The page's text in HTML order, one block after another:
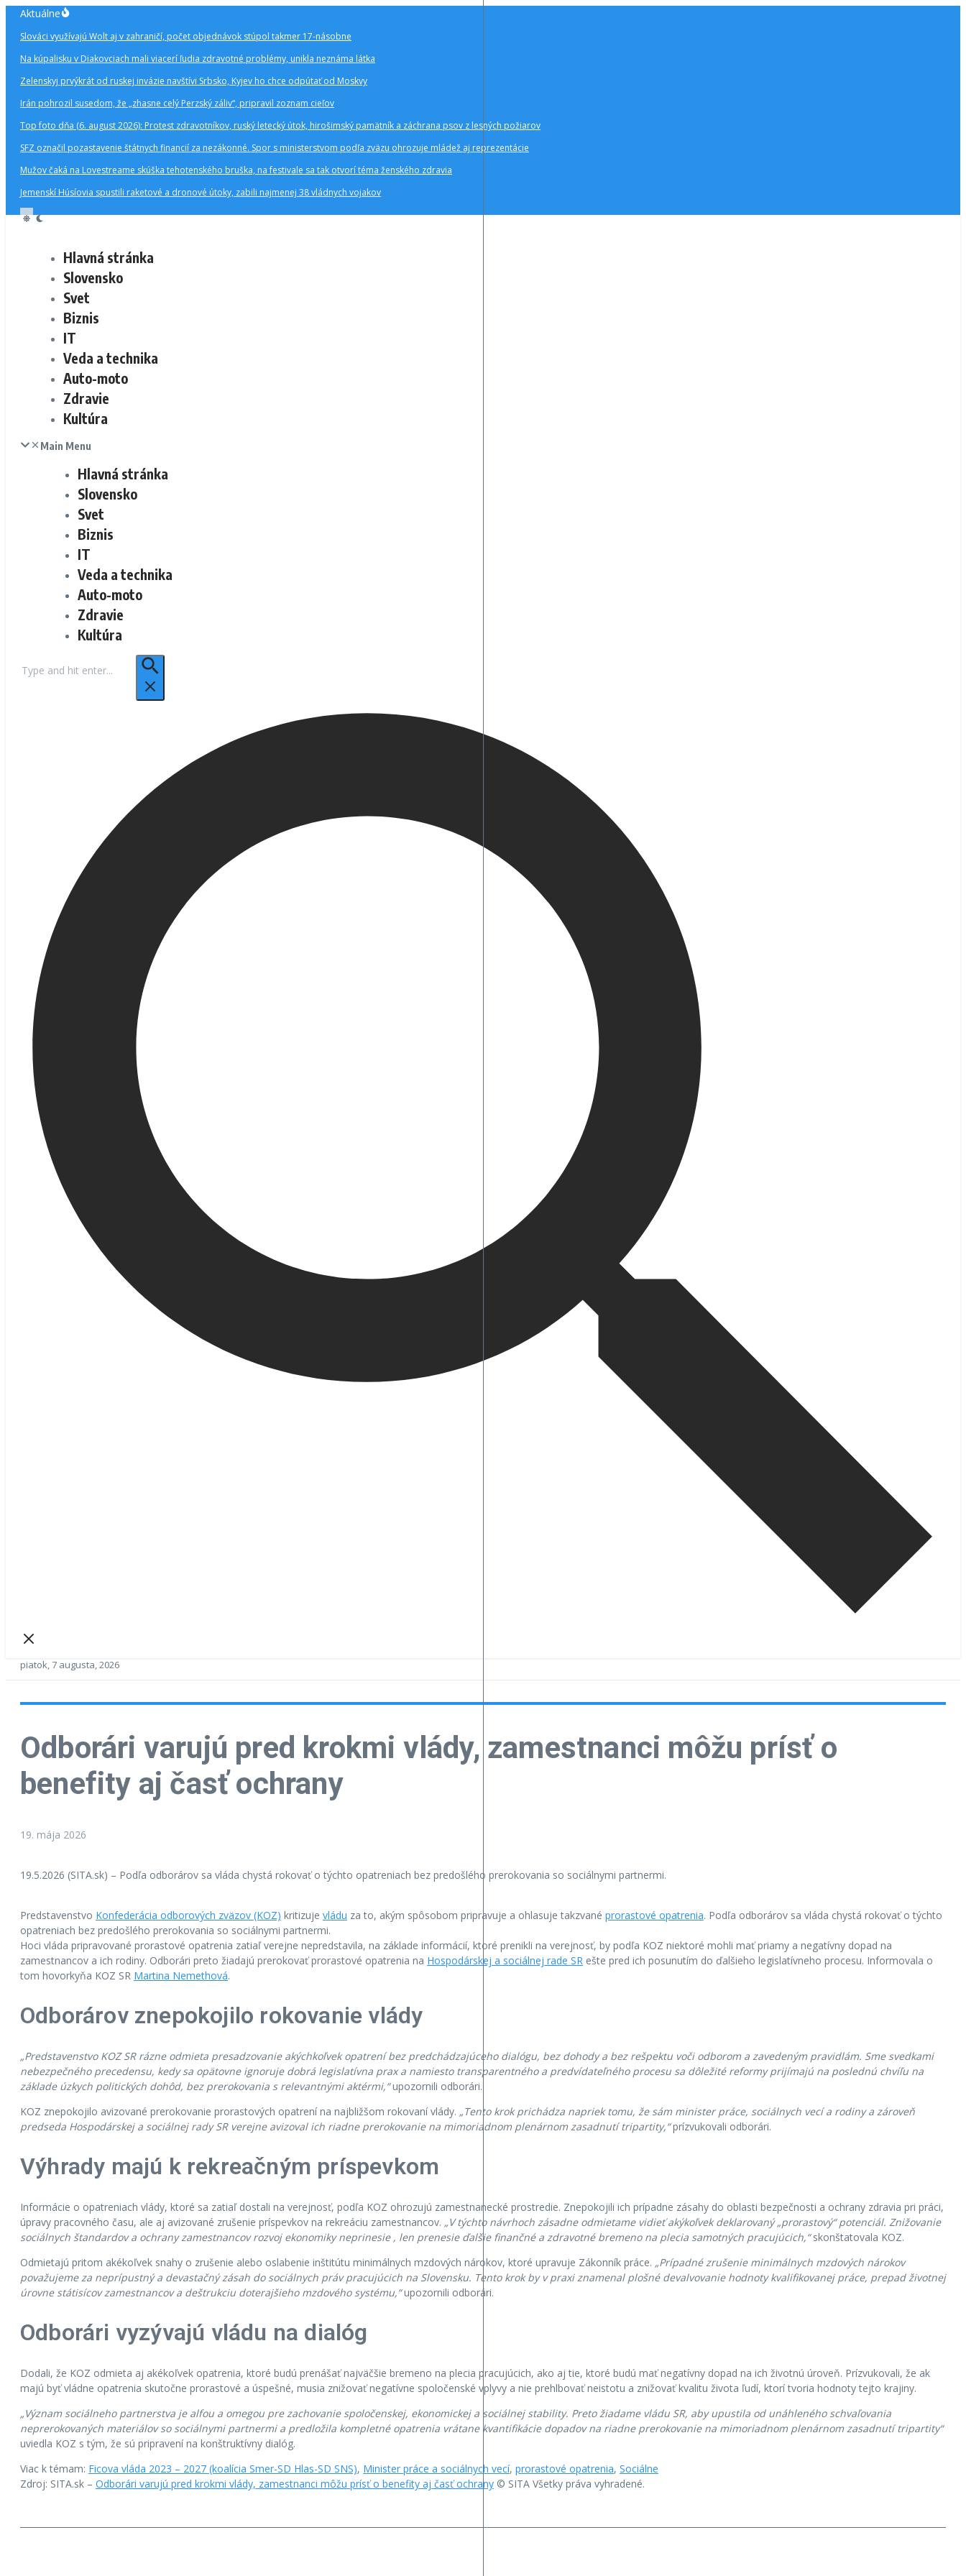
Preskočiť
obsah
Aktuálne
Slováci využívajú Wolt aj v zahraničí, počet objednávok stúpol takmer 17-násobne
Na kúpalisku v Diakovciach mali viacerí ľudia zdravotné problémy, unikla neznáma látka
Zelenskyj prvýkrát od ruskej invázie navštívi Srbsko, Kyjev ho chce odpútať od Moskvy
Irán pohrozil susedom, že „zhasne celý Perzský záliv“, pripravil zoznam cieľov
Top foto dňa (6. august 2026): Protest zdravotníkov, ruský letecký útok, hirošimský pamätník a záchrana psov z lesných požiarov
SFZ označil pozastavenie štátnych financií za nezákonné. Spor s ministerstvom podľa zväzu ohrozuje mládež aj reprezentácie
Mužov čaká na Lovestreame skúška tehotenského bruška, na festivale sa tak otvorí téma ženského zdravia
Jemenskí Húsíovia spustili raketové a dronové útoky, zabili najmenej 38 vládnych vojakov
Hlavná stránka
Slovensko
Svet
Biznis
IT
Veda a technika
Auto-moto
Zdravie
Kultúra
Main Menu
Hlavná stránka
Slovensko
Svet
Biznis
IT
Veda a technika
Auto-moto
Zdravie
Kultúra
piatok, 7 augusta, 2026
Odborári varujú pred krokmi vlády, zamestnanci môžu prísť o
benefity aj časť ochrany
19. mája 2026
19.5.2026 (SITA.sk) – Podľa odborárov sa vláda chystá rokovať o týchto opatreniach bez predošlého prerokovania so sociálnymi partnermi.
Predstavenstvo Konfederácia odborových zväzov (KOZ) kritizuje vládu za to, akým spôsobom pripravuje a ohlasuje takzvané prorastové opatrenia. Podľa odborárov sa vláda chystá rokovať o týchto
opatreniach bez predošlého prerokovania so sociálnymi partnermi.
Hoci vláda pripravované prorastové opatrenia zatiaľ verejne nepredstavila, na základe informácií, ktoré prenikli na verejnosť, by podľa KOZ niektoré mohli mať priamy a negatívny dopad na
zamestnancov a ich rodiny. Odborári preto žiadajú prerokovať prorastové opatrenia na Hospodárskej a sociálnej rade SR ešte pred ich posunutím do ďalšieho legislatívneho procesu. Informovala o
tom hovorkyňa KOZ SR Martina Nemethová.
Odborárov znepokojilo rokovanie vlády
„Predstavenstvo KOZ SR rázne odmieta presadzovanie akýchkoľvek opatrení bez predchádzajúceho dialógu, bez dohody a bez rešpektu voči odborom a zavedeným pravidlám. Sme svedkami
nebezpečného precedensu, kedy sa opätovne ignoruje dobrá legislatívna prax a namiesto transparentného a predvídateľného procesu sa dôležité reformy prijímajú na poslednú chvíľu na
základe úzkych politických dohôd, bez prerokovania s relevantnými aktérmi,“upozornili odborári.
KOZ znepokojilo avizované prerokovanie prorastových opatrení na najbližšom rokovaní vlády. „Tento krok prichádza napriek tomu, že sám minister práce, sociálnych vecí a rodiny a zároveň
predseda Hospodárskej a sociálnej rady SR verejne avizoval ich riadne prerokovanie na mimoriadnom plenárnom zasadnutí tripartity,“prízvukovali odborári.
Výhrady majú k rekreačným príspevkom
Informácie o opatreniach vlády, ktoré sa zatiaľ dostali na verejnosť, podľa KOZ ohrozujú zamestnanecké prostredie. Znepokojili ich prípadne zásahy do oblasti bezpečnosti a ochrany zdravia pri práci,
úpravy pracovného času, ale aj avizované zrušenie príspevkov na rekreáciu zamestnancov. „V týchto návrhoch zásadne odmietame vidieť akýkoľvek deklarovaný „prorastový“ potenciál. Znižovanie
sociálnych štandardov a ochrany zamestnancov rozvoj ekonomiky neprinesie , len prenesie ďalšie finančné a zdravotné bremeno na plecia samotných pracujúcich,“skonštatovala KOZ.
Odmietajú pritom akékoľvek snahy o zrušenie alebo oslabenie inštitútu minimálnych mzdových nárokov, ktoré upravuje Zákonník práce. „Prípadné zrušenie minimálnych mzdových nárokov
považujeme za neprípustný a devastačný zásah do sociálnych práv pracujúcich na Slovensku. Tento krok by v praxi znamenal plošné devalvovanie hodnoty kvalifikovanej práce, prepad životnej
úrovne státisícov zamestnancov a deštrukciu doterajšieho mzdového systému,“upozornili odborári.
Odborári vyzývajú vládu na dialóg
Dodali, že KOZ odmieta aj akékoľvek opatrenia, ktoré budú prenášať najväčšie bremeno na plecia pracujúcich, ako aj tie, ktoré budú mať negatívny dopad na ich životnú úroveň. Prízvukovali, že ak
majú byť vládne opatrenia skutočne prorastové a úspešné, musia znižovať negatívne spoločenské vplyvy a nie prehlbovať neistotu a znižovať kvalitu života ľudí, ktorí tvoria hodnoty tejto krajiny.
„Význam sociálneho partnerstva je alfou a omegou pre zachovanie spoločenskej, ekonomickej a sociálnej stability. Preto žiadame vládu SR, aby upustila od unáhleného schvaľovania
neprerokovaných materiálov so sociálnymi partnermi a predložila kompletné opatrenia vrátane kvantifikácie dopadov na riadne prerokovanie na mimoriadnom plenárnom zasadnutí tripartity“
uviedla KOZ s tým, že sú pripravení na konštruktívny dialóg.
Viac k témam: Ficova vláda 2023 – 2027 (koalícia Smer-SD Hlas-SD SNS), Minister práce a sociálnych vecí, prorastové opatrenia, Sociálne
Zdroj: SITA.sk – Odborári varujú pred krokmi vlády, zamestnanci môžu prísť o benefity aj časť ochrany © SITA Všetky práva vyhradené.